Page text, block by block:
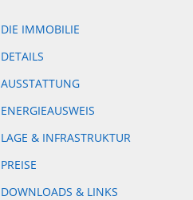
DIE IMMOBILIE
DETAILS
AUSSTATTUNG
ENERGIEAUSWEIS
LAGE & INFRASTRUKTUR
PREISE
DOWNLOADS & LINKS